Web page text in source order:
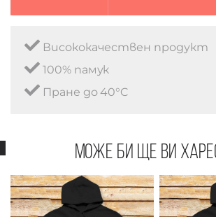
Висококачествен продукт
100% памук
Пране до 40°C
Може би ще ви